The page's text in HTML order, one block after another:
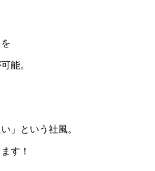
能。
」という社風。
す！